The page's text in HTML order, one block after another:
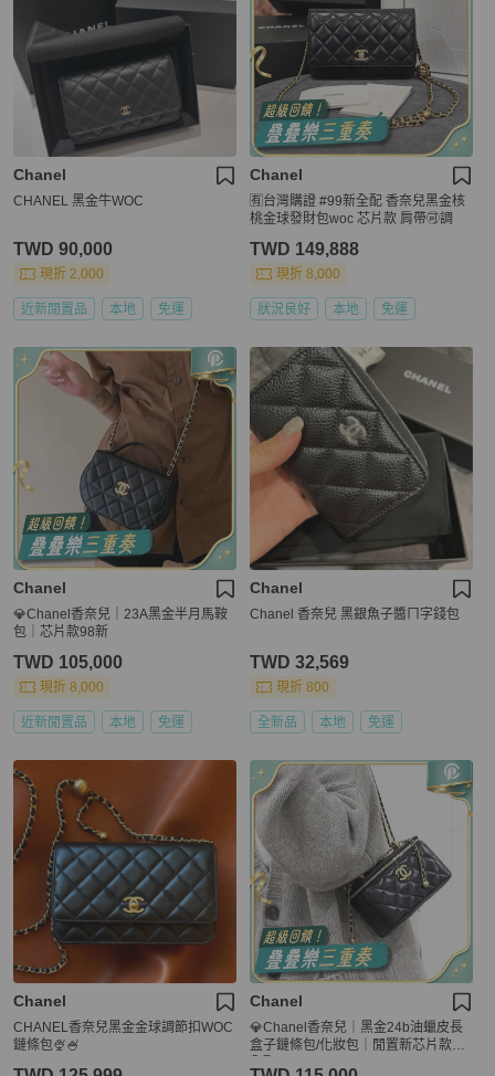
Chanel
CHANEL 黑金牛WOC
TWD 90,000
現折 2,000
近新閒置品 本地 免運
Chanel
🈶台灣購證 #99新全配 香奈兒黑金核
桃金球發財包woc 芯片款 肩帶🉑調
TWD 149,888
現折 8,000
狀況良好 本地 免運
Chanel
💎Chanel香奈兒｜23A黑金半月馬鞍
包｜芯片款98新
TWD 105,000
現折 8,000
近新閒置品 本地 免運
Chanel
Chanel 香奈兒 黑銀魚子醬ㄇ字錢包
TWD 32,569
現折 800
全新品 本地 免運
Chanel
CHANEL香奈兒黑金金球調節扣WOC
鏈條包🍨🍧
Chanel
💎Chanel香奈兒｜黑金24b油蠟皮長
盒子鏈條包/化妝包｜閒置新芯片款｜